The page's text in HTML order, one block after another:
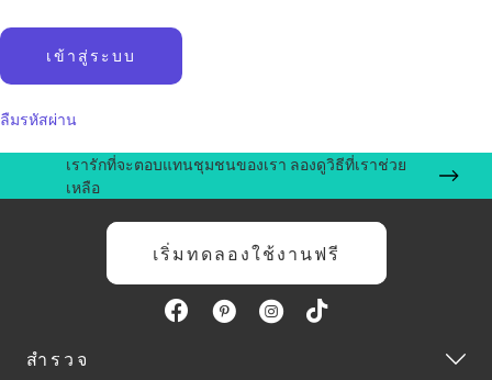
ลืมรหัสผ่าน
เรารักที่จะตอบแทนชุมชนของเรา ลองดูวิธีที่เราช่วย
เหลือ
เริ่มทดลองใช้งานฟรี
สำรวจ